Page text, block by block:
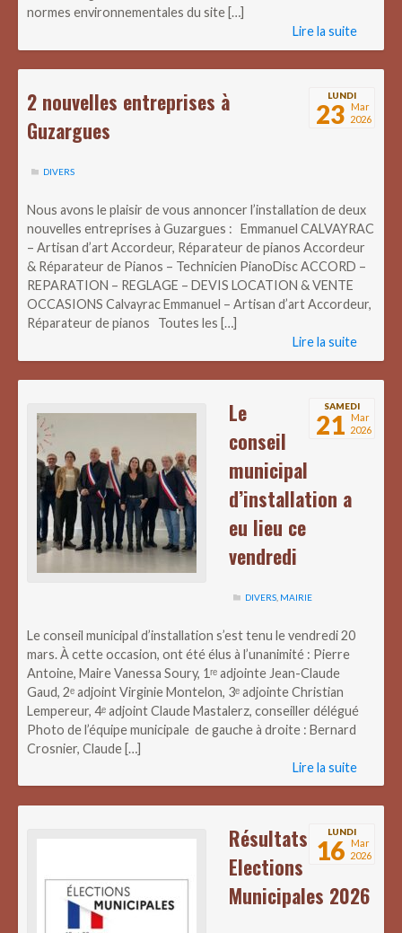
normes environnementales du site […]
Lire la suite
LUNDI
23 Mar
2026
2 nouvelles entreprises à
Guzargues
DIVERS
Nous avons le plaisir de vous annoncer l’installation de deux
nouvelles entreprises à Guzargues : Emmanuel CALVAYRAC
– Artisan d’art Accordeur, Réparateur de pianos Accordeur
& Réparateur de Pianos – Technicien PianoDisc ACCORD –
REPARATION – REGLAGE – DEVIS LOCATION & VENTE
OCCASIONS Calvayrac Emmanuel – Artisan d’art Accordeur,
Réparateur de pianos Toutes les […]
Lire la suite
SAMEDI
21 Mar
2026
Le
conseil
municipal
d’installation a
eu lieu ce
vendredi
DIVERS MAIRIE
Le conseil municipal d’installation s’est tenu le vendredi 20
mars. À cette occasion, ont été élus à l’unanimité : Pierre
Antoine, Maire Vanessa Soury, 1ʳᵉ adjointe Jean-Claude
Gaud, 2ᵉ adjoint Virginie Montelon, 3ᵉ adjointe Christian
Lempereur, 4ᵉ adjoint Claude Mastalerz, conseiller délégué
Photo de l’équipe municipale de gauche à droite : Bernard
Crosnier, Claude […]
Lire la suite
LUNDI
16 Mar
2026
Résultats
Elections
Municipales 2026